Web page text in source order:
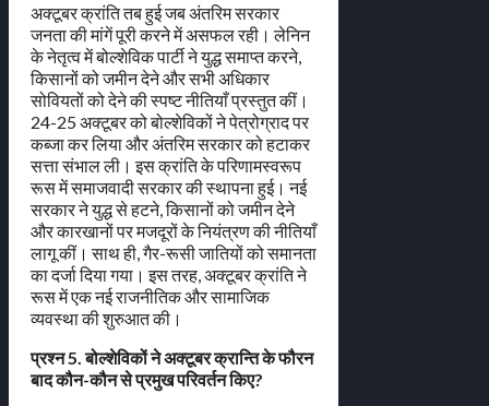
अक्टूबर क्रांति तब हुई जब अंतरिम सरकार
जनता की मांगें पूरी करने में असफल रही। लेनिन
के नेतृत्व में बोल्शेविक पार्टी ने युद्ध समाप्त करने,
किसानों को जमीन देने और सभी अधिकार
सोवियतों को देने की स्पष्ट नीतियाँ प्रस्तुत कीं।
24-25 अक्टूबर को बोल्शेविकों ने पेत्रोग्राद पर
कब्जा कर लिया और अंतरिम सरकार को हटाकर
सत्ता संभाल ली। इस क्रांति के परिणामस्वरूप
रूस में समाजवादी सरकार की स्थापना हुई। नई
सरकार ने युद्ध से हटने, किसानों को जमीन देने
और कारखानों पर मजदूरों के नियंत्रण की नीतियाँ
लागू कीं। साथ ही, गैर-रूसी जातियों को समानता
का दर्जा दिया गया। इस तरह, अक्टूबर क्रांति ने
रूस में एक नई राजनीतिक और सामाजिक
व्यवस्था की शुरुआत की।
प्रश्न 5. बोल्शेविकों ने अक्टूबर क्रान्ति के फौरन
बाद कौन-कौन से प्रमुख परिवर्तन किए?